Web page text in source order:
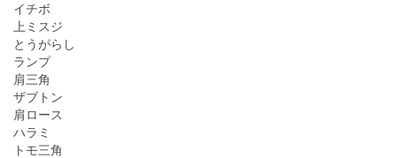
イチボ
上ミスジ
とうがらし
ランプ
肩三角
ザブトン
肩ロース
ハラミ
トモ三角